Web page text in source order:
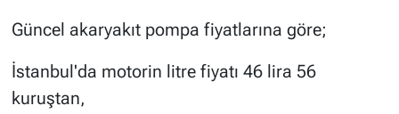
Güncel akaryakıt pompa fiyatlarına göre;
İstanbul'da motorin litre fiyatı 46 lira 56
kuruştan,